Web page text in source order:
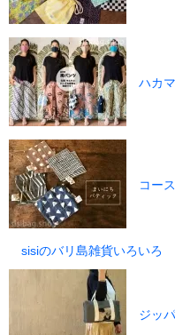
ハカ
コー
sisiのバリ島雑貨いろいろ
ジッ